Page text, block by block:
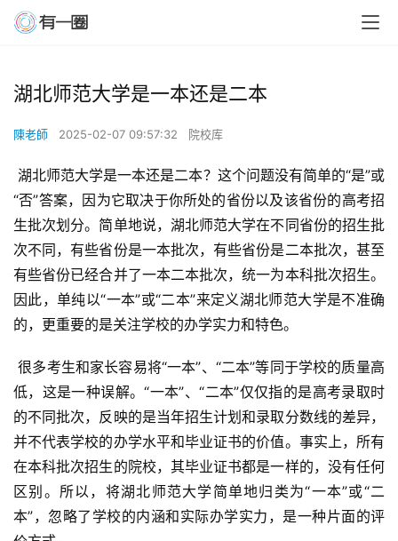
湖北师范大学是一本还是二本
陳老師 2025-02-07 09:57:32 院校库
湖北师范大学是一本还是二本？这个问题没有简单的“是”或
“否”答案，因为它取决于你所处的省份以及该省份的高考招
生批次划分。简单地说，湖北师范大学在不同省份的招生批
次不同，有些省份是一本批次，有些省份是二本批次，甚至
有些省份已经合并了一本二本批次，统一为本科批次招生。
因此，单纯以“一本”或“二本”来定义湖北师范大学是不准确
的，更重要的是关注学校的办学实力和特色。
很多考生和家长容易将“一本”、“二本”等同于学校的质量高
低，这是一种误解。“一本”、“二本”仅仅指的是高考录取时
的不同批次，反映的是当年招生计划和录取分数线的差异，
并不代表学校的办学水平和毕业证书的价值。事实上，所有
在本科批次招生的院校，其毕业证书都是一样的，没有任何
区别。所以，将湖北师范大学简单地归类为“一本”或“二
本”，忽略了学校的内涵和实际办学实力，是一种片面的评